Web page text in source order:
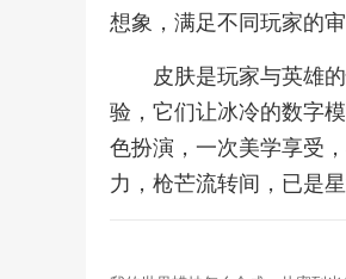
想象，满足不同玩家的审
皮肤是玩家与英雄
验，它们让冰冷的数字
色扮演，一次美学享受
力，枪芒流转间，已是星